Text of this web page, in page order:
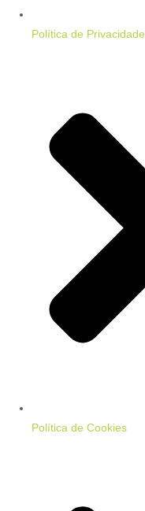
Política de Privacidade
Política de Cookies